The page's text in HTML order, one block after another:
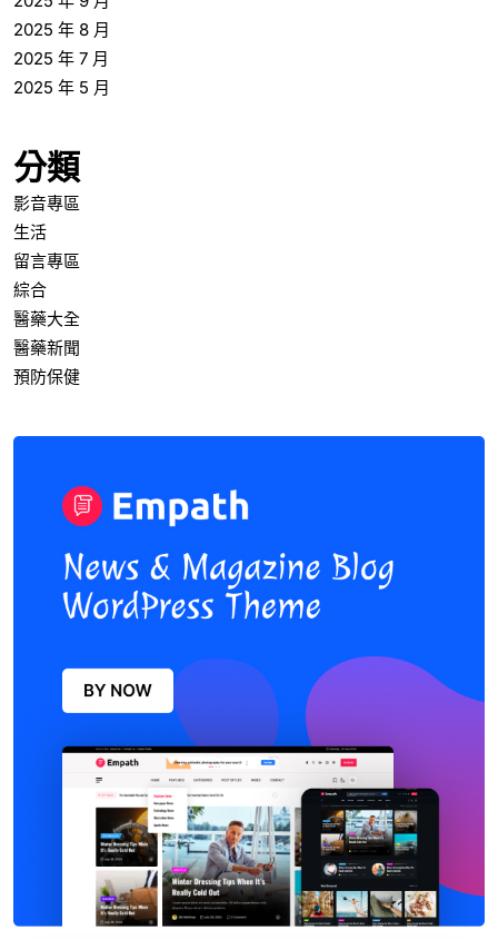
2025 年 8 月
2025 年 7 月
2025 年 5 月
分類
影音專區
生活
留言專區
綜合
醫藥大全
醫藥新聞
預防保健